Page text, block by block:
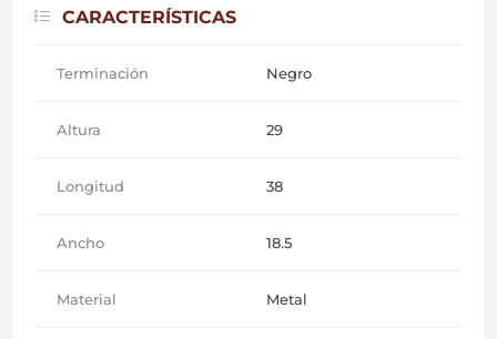
CARACTERÍSTICAS
Terminación Negro
Altura 29
Longitud 38
Ancho 18.5
Material Metal